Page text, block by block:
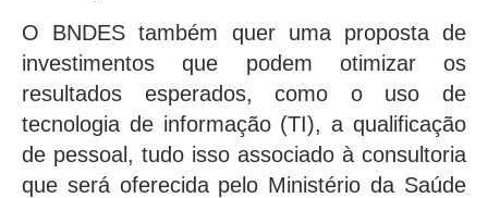
O BNDES também quer uma proposta de
investimentos que podem otimizar os
resultados esperados, como o uso de
tecnologia de informação (TI), a qualificação
de pessoal, tudo isso associado à consultoria
que será oferecida pelo Ministério da Saúde